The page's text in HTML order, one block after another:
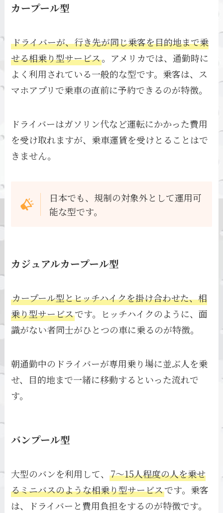
カープール型
ドライバーが、行き先が同じ乗客を目的地まで乗
せる相乗り型サービス。アメリカでは、通勤時に
よく利用されている一般的な型です。乗客は、ス
マホアプリで乗車の直前に予約できるのが特徴。
ドライバーはガソリン代など運転にかかった費用
を受け取れますが、乗車運賃を受けとることはで
きません。
日本でも、規制の対象外として運用可
能な型です。
カジュアルカープール型
カープール型とヒッチハイクを掛け合わせた、相
乗り型サービスです。ヒッチハイクのように、面
識がない者同士がひとつの車に乗るのが特徴。
朝通勤中のドライバーが専用乗り場に並ぶ人を乗
せ、目的地まで一緒に移動するといった流れで
す。
バンプール型
大型のバンを利用して、7～15人程度の人を乗せ
るミニバスのような相乗り型サービスです。乗客
は、ドライバーと費用負担をするのが特徴です。